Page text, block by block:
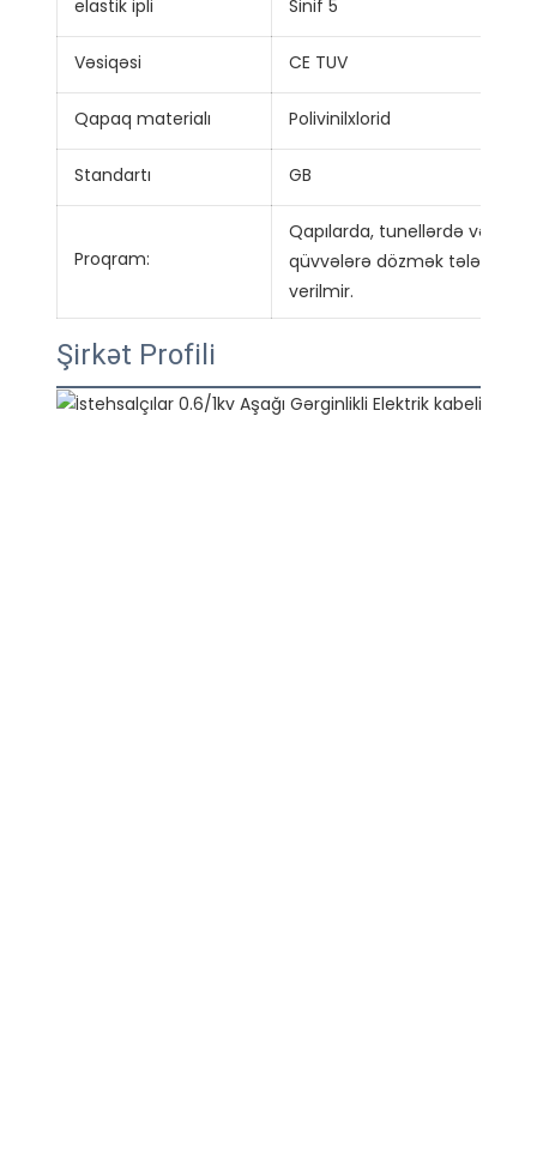
elastik ipli Sinif 5
Vəsiqəsi CE TUV
Qapaq materialı Polivinilxlorid
Standartı GB
Proqram:
Qapılarda, tunellərdə və
qüvvələrə dözmək tələb
verilmir.
Şirkət Profili